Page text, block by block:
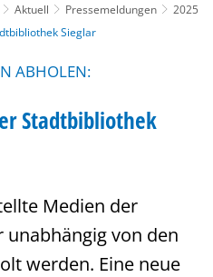
Aktuell Pressemeldungen
2025
Sieglar
ABHOLEN:
Stadtbibliothek
Medien der
von den
werden. Eine neue